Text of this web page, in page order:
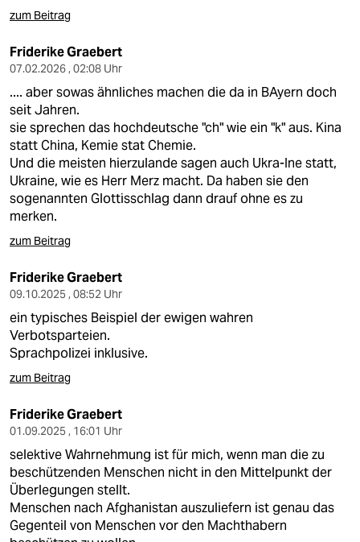
zum Beitrag
Friderike Graebert
07.02.2026 , 02:08 Uhr
.... aber sowas ähnliches machen die da in BAyern doch
seit Jahren.
sie sprechen das hochdeutsche "ch" wie ein "k" aus. Kina
statt China, Kemie stat Chemie.
Und die meisten hierzulande sagen auch Ukra-Ine statt,
Ukraine, wie es Herr Merz macht. Da haben sie den
sogenannten Glottisschlag dann drauf ohne es zu
merken.
zum Beitrag
Friderike Graebert
09.10.2025 , 08:52 Uhr
ein typisches Beispiel der ewigen wahren
Verbotsparteien.
Sprachpolizei inklusive.
zum Beitrag
Friderike Graebert
01.09.2025 , 16:01 Uhr
selektive Wahrnehmung ist für mich, wenn man die zu
beschützenden Menschen nicht in den Mittelpunkt der
Überlegungen stellt.
Menschen nach Afghanistan auszuliefern ist genau das
Gegenteil von Menschen vor den Machthabern